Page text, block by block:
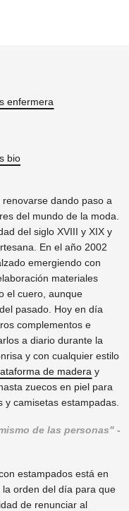
enfermera
bio
dando paso a
del mundo de la moda.
del siglo XVIII y XIX y
En el año 2002
emergiendo con
materiales
el cuero, aunque
pasado. Hoy en día
complementos e
a diario durante la
y con cualquier estilo
de madera y
zuecos en piel para
camisetas estampadas.
de las personas" -
estampados está en
orden del día para que
de renunciar al